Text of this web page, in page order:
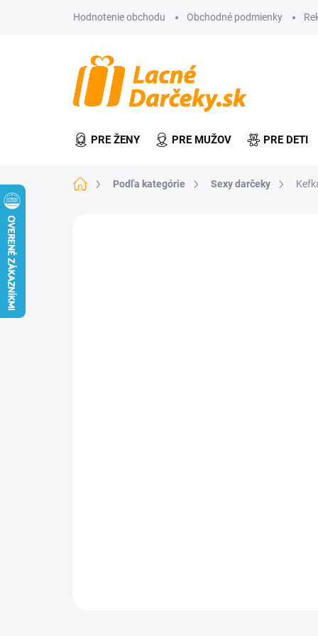
Hodnotenie obchodu Obchodné podmienky
PRE ŽENY PRE MUŽOV PRE DETI
DomovPodľa kategórie Sexy darčeky